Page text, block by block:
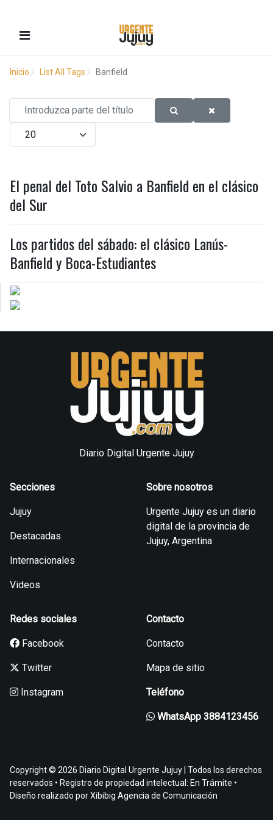
Inicio List All Tags Banfield
Introduzca parte del título
Cantidad
El penal del Toto Salvio a Banfield en el clásico
del Sur
Los partidos del sábado: el clásico Lanús-
Banfield y Boca-Estudiantes
Diario Digital Urgente Jujuy
Secciones
Jujuy
Destacadas
Internacionales
Videos
Sobre nosotros
Urgente Jujuy es un diario
digital de la provincia de
Jujuy, Argentina
Redes sociales
Facebook
Twitter
Instagram
Contacto
Contacto
Mapa de sitio
Teléfono
WhatsApp 3884123456
Copyright © 2026 Diario Digital Urgente Jujuy | Todos los derechos
reservados • Registro de propiedad intelectual: En Trámite •
Diseño realizado porXibibig Agencia de Comunicación